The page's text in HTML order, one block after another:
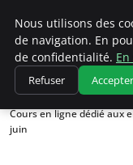
Accueil
Éducation au
Cours en ligne dédié aux
juin
Nous utilisons des
de navigation. En
de confidentialité.
Refuser Accepter